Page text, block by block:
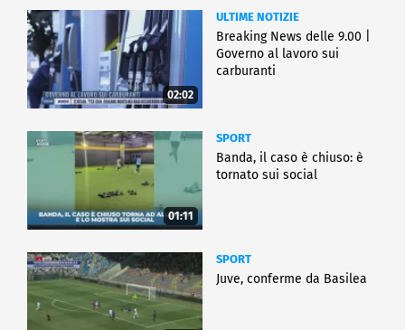
02:02
ULTIME NOTIZIE
Breaking News delle 9.00 |
Governo al lavoro sui
carburanti
01:11
SPORT
Banda, il caso è chiuso: è
tornato sui social
SPORT
Juve, conferme da Basilea